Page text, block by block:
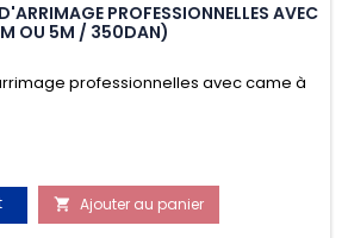
PROFESSIONNELLES AVEC
OU 5M / 350DAN)
professionnelles avec came à
simple et rapide d'utilisation.
sécuriser vos chargements pendant
très résistante aux UV et aux
n'absorbe pas l'eau.
 Ajouter au panier